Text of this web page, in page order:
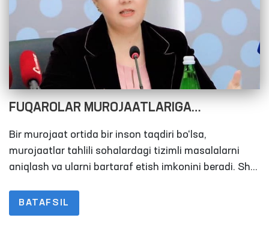
oshirilayotgan islohotlarning bardavomligini
ta’minlaydi.
FUQAROLAR MUROJAATLARIGA
YASHIRINGAN HAQIQATLAR
Bir murojaat ortida bir inson taqdiri bo‘lsa,
murojaatlar tahlili sohalardagi tizimli masalalarni
aniqlash va ularni bartaraf etish imkonini beradi. Shu
bo‘yicha vakili (ombudsman) nomiga kelib
tushayotgan murojaatlar muntazam tahlil qilinib,
BATAFSIL